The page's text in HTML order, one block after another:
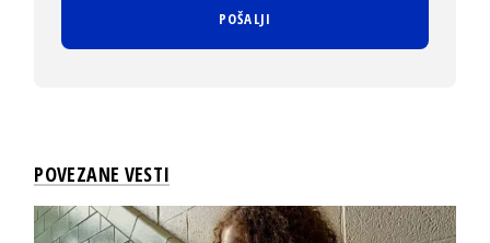
POVEZANE VESTI